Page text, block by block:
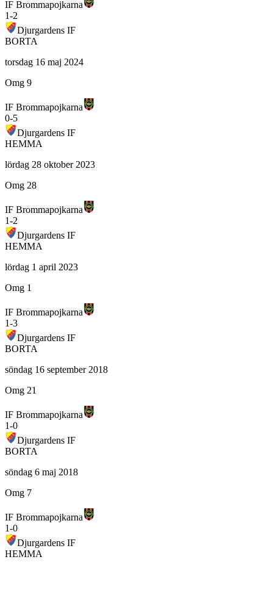
IF Brommapojkarna
1-2
Djurgardens IF
BORTA
torsdag 16 maj 2024
Omg 9
IF Brommapojkarna
0-5
Djurgardens IF
HEMMA
lördag 28 oktober 2023
Omg 28
IF Brommapojkarna
1-2
Djurgardens IF
HEMMA
lördag 1 april 2023
Omg 1
IF Brommapojkarna
1-3
Djurgardens IF
BORTA
söndag 16 september 2018
Omg 21
IF Brommapojkarna
1-0
Djurgardens IF
BORTA
söndag 6 maj 2018
Omg 7
IF Brommapojkarna
1-0
Djurgardens IF
HEMMA